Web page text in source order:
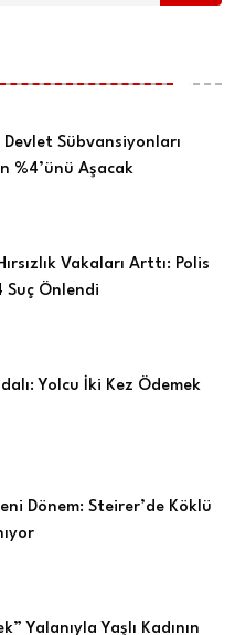
Sübvansiyonları
%4’ünü Aşacak
Vakaları Arttı: Polis
Suç Önlendi
Yolcu İki Kez Ödemek
Dönem: Steirer’de Köklü
Yalanıyla Yaşlı Kadının